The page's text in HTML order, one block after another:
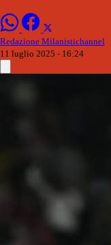
Redazione Milanistichannel
11 luglio 2025 - 16:24